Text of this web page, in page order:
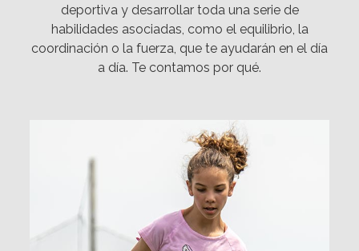
deportiva y desarrollar toda una serie de
habilidades asociadas, como el equilibrio, la
coordinación o la fuerza, que te ayudarán en el día
a día. Te contamos por qué.